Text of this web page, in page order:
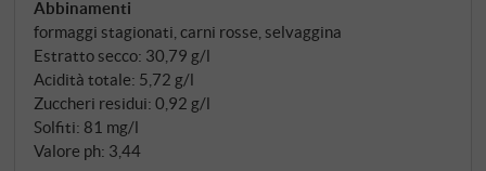
Abbinamenti
formaggi stagionati, carni rosse, selvaggina
Estratto secco: 30,79 g/l
Acidità totale: 5,72 g/l
Zuccheri residui: 0,92 g/l
Solfiti: 81 mg/l
Valore ph: 3,44